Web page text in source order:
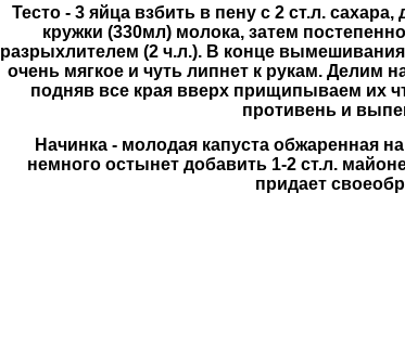
Тесто - 3 яйца взбить в пену с 2 ст.л.
кружки (330мл) молока, затем
разрыхлителем (2 ч.л.). В конце вымешивания
очень мягкое и чуть липнет к рукам. Делим
подняв все края вверх прищипываем их
противень и
Начинка - молодая капуста обжаренная
немного остынет добавить 1-2 ст.л.
придает